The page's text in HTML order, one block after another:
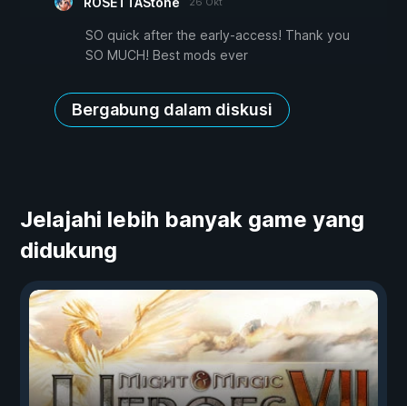
SO quick after the early-access! Thank you
SO MUCH! Best mods ever
Bergabung dalam diskusi
Jelajahi lebih banyak game yang
didukung